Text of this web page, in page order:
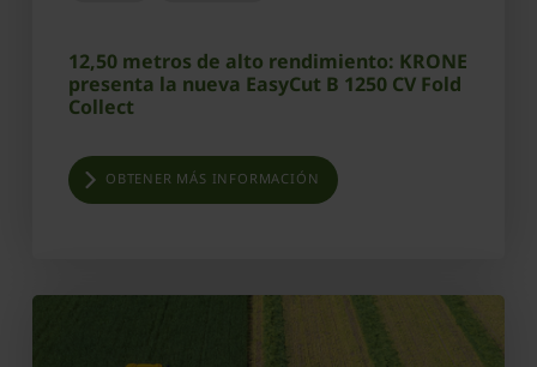
12,50 metros de alto rendimiento: KRONE
presenta la nueva EasyCut B 1250 CV Fold
Collect
OBTENER MÁS INFORMACIÓN